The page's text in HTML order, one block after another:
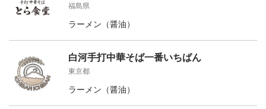
福島県
ラーメン（醤油）
白河手打中華そば一番いちばん
東京都
ラーメン（醤油）